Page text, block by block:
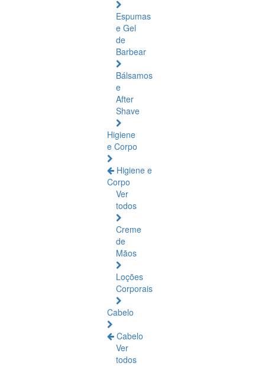
Espumas
e Gel
de
Barbear
Bálsamos
e
After
Shave
Higiene
e Corpo
Higiene e
Corpo
Ver
todos
Creme
de
Mãos
Loções
Corporais
Cabelo
Cabelo
Ver
todos